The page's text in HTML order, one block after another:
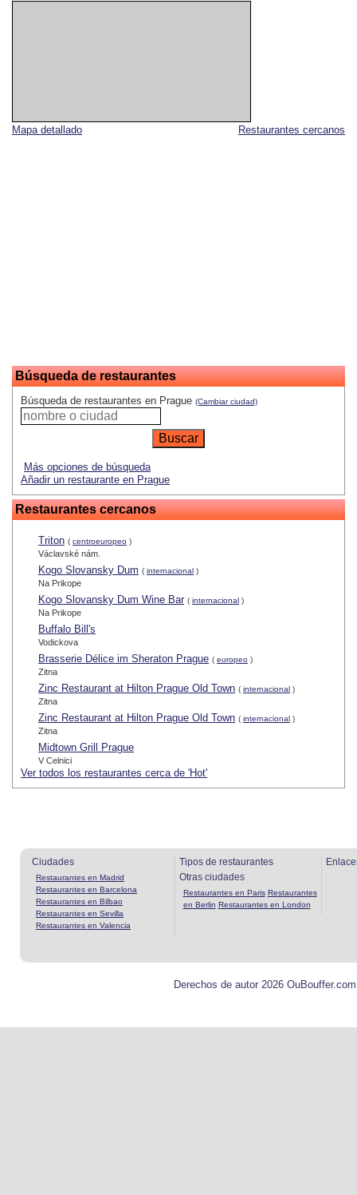
Restaurantes cercanos
Mapa detallado
Búsqueda de restaurantes
Búsqueda de restaurantes en Prague (Cambiar ciudad)
Más opciones de búsqueda
Añadir un restaurante en Prague
Restaurantes cercanos
Triton ( centroeuropeo )
Václavské nám.
Kogo Slovansky Dum ( internacional )
Na Prikope
Kogo Slovansky Dum Wine Bar ( internacional )
Na Prikope
Buffalo Bill's
Vodickova
Brasserie Délice im Sheraton Prague ( europeo )
Zitna
Zinc Restaurant at Hilton Prague Old Town ( internacional )
Zitna
Zinc Restaurant at Hilton Prague Old Town ( internacional )
Zitna
Midtown Grill Prague
V Celnici
Ver todos los restaurantes cerca de 'Hot'
Ciudades
Restaurantes en Madrid
Restaurantes en Barcelona
Restaurantes en Bilbao
Restaurantes en Sevilla
Restaurantes en Valencia
Tipos de restaurantes
Otras ciudades
Restaurantes en Paris Restaurantes
en Berlin Restaurantes en London
Derechos de autor 2026